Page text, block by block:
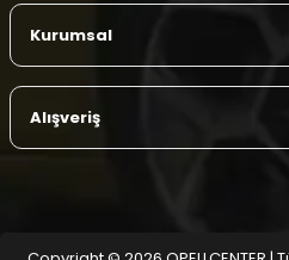
Kurumsal
Alışveriş